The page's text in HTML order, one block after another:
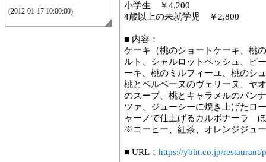
(2012-01-17 10:00:00)
小学生 ￥4,200
4歳以上の未就学児 ￥2,800
■ 内容：
ケーキ（桃のショートケーキ、桃
ルト、シャルロットペッシュ、ピ
ーキ、桃のミルフィーユ、桃のシ
桃とベルベーヌのヴェリーヌ、ヤ
のスープ、桃とキャラメルのパン
ツァ、ジューシーに焼き上げたロ
ャーノで仕上げるカルボナーラ
※コーヒー、紅茶、オレンジジュ
■ URL： https://ybht.co.jp/restaurant/